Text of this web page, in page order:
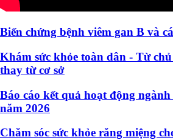
Biến chứng bệnh viêm gan B và
Khám sức khỏe toàn dân - Từ
thay từ cơ sở
Báo cáo kết quả hoạt động
năm 2026
Chăm sóc sức khỏe răng miệng